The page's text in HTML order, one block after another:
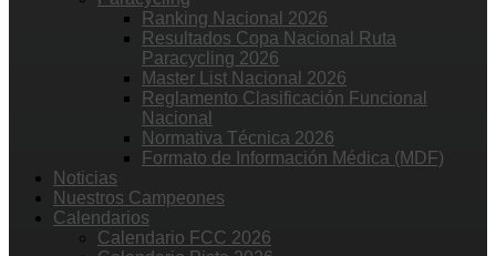
Ranking Nacional 2026
Resultados Copa Nacional Ruta
Paracycling 2026
Master List Nacional 2026
Reglamento Clasificación Funcional
Nacional
Normativa Técnica 2026
Formato de Información Médica (MDF)
Noticias
Nuestros Campeones
Calendarios
Calendario FCC 2026